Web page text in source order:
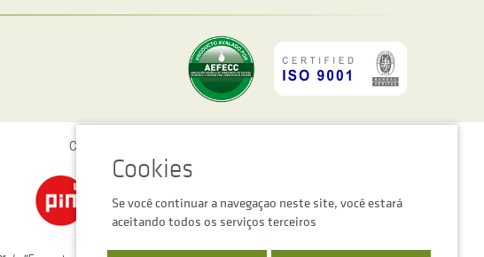
Configurações de cookies
Se você continuar a navegaçao neste site, você estará
aceitando todos os serviços terceiros